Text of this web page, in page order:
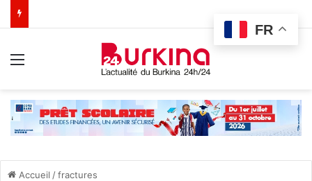
Accueil /fractures
FR